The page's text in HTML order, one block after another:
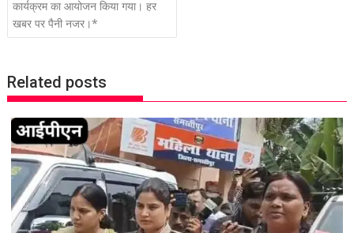
t
n
v
i
g
a
t
i
o
n
कार्यक्रम का आयोजन किया गया। हर
खबर पर पैनी नजर।*
Related posts